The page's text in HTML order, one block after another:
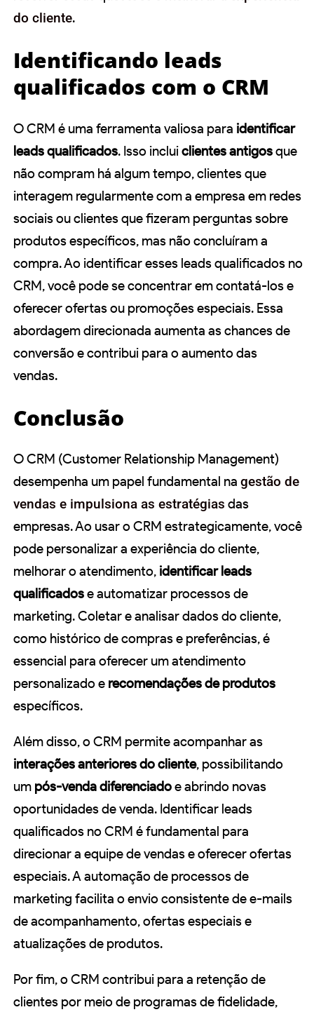
do cliente.
Identificando leads
qualificados com o CRM
O CRM é uma ferramenta valiosa para identificar
leads qualificados. Isso incluiclientes antigosque
não compram há algum tempo, clientes que
interagem regularmente com a empresa em redes
sociais ou clientes que fizeram perguntas sobre
produtos específicos, mas não concluíram a
compra. Ao identificar esses leads qualificados no
CRM, você pode se concentrar em contatá-los e
oferecer ofertas ou promoções especiais. Essa
abordagem direcionada aumenta as chances de
conversão e contribui para o aumento das
vendas.
Conclusão
O CRM (Customer Relationship Management)
desempenha um papel fundamental na gestão de
vendas e impulsiona as estratégias das
empresas. Ao usar o CRM estrategicamente, você
pode personalizar a experiência do cliente,
melhorar o atendimento, identificar leads
qualificadose automatizar processos de
marketing. Coletar e analisar dados do cliente,
como histórico de compras e preferências, é
essencial para oferecer um atendimento
personalizado e recomendações de produtos
específicos.
Além disso, o CRM permite acompanhar as
interações anteriores do cliente, possibilitando
um pós-venda diferenciadoe abrindo novas
oportunidades de venda. Identificar leads
qualificados no CRM é fundamental para
direcionar a equipe de vendas e oferecer ofertas
especiais. A automação de processos de
marketing facilita o envio consistente de e-mails
de acompanhamento, ofertas especiais e
atualizações de produtos.
Por fim, o CRM contribui para a retenção de
clientes por meio de programas de fidelidade,